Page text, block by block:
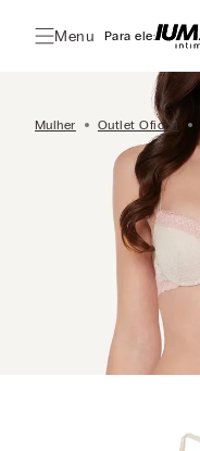
Menu Para ele:
Mulher Outlet Oficial